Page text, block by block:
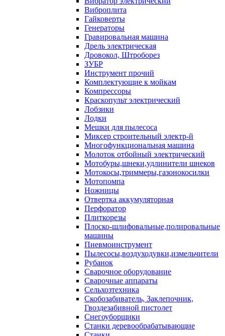
Виброплита
Гайковерты
Генераторы
Гравировальная машина
Дрель электрическая
Дровокол, Штроборез
ЗУБР
Инструмент прочий
Комплектующие к мойкам
Компрессоры
Краскопульт электрический
Лобзики
Лодки
Мешки для пылесоса
Миксер строительный электр-й
Многофункциональная машина
Молоток отбойный электрический
Мотобуры,шнеки,удлинители шнеков
Мотокосы,триммеры,газонокосилки
Мотопомпа
Ножницы
Отвертка аккумуляторная
Перфоратор
Плиткорезы
Плоско-шлифовальные,полировальные
машины
Пневмоинструмент
Пылесосы,воздуходувки,измельчители
Рубанок
Сварочное оборудование
Сварочные аппараты
Сельхозтехника
Скобозабиватель, Заклепочник,
Гвоздезабивной пистолет
Снегоуборщики
Станки деревообрабатывающие